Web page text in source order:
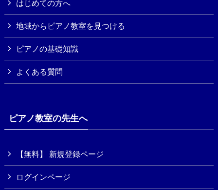
はじめての方へ
地域からピアノ教室を見つける
ピアノの基礎知識
よくある質問
ピアノ教室の先生へ
【無料】 新規登録ページ
ログインページ